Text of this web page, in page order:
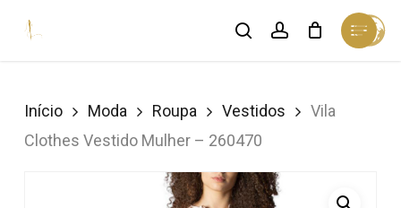
searchaccount
Menu
Close
Cart
Início Moda Roupa Vestidos
Vila
Clothes Vestido Mulher – 260470